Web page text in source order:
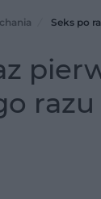
Seks po
razu